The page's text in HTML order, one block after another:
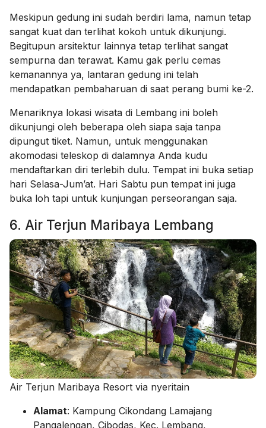
Meskipun gedung ini sudah berdiri lama, namun tetap
sangat kuat dan terlihat kokoh untuk dikunjungi.
Begitupun arsitektur lainnya tetap terlihat sangat
sempurna dan terawat. Kamu gak perlu cemas
kemanannya ya, lantaran gedung ini telah
mendapatkan pembaharuan di saat perang bumi ke-2.
Menariknya lokasi wisata di Lembang ini boleh
dikunjungi oleh beberapa oleh siapa saja tanpa
dipungut tiket. Namun, untuk menggunakan
akomodasi teleskop di dalamnya Anda kudu
mendaftarkan diri terlebih dulu. Tempat ini buka setiap
hari Selasa-Jum’at. Hari Sabtu pun tempat ini juga
buka loh tapi untuk kunjungan perseorangan saja.
6. Air Terjun Maribaya Lembang
Air Terjun Maribaya Resort via nyeritain
Alamat: Kampung Cikondang Lamajang
Pangalengan, Cibodas, Kec. Lembang,